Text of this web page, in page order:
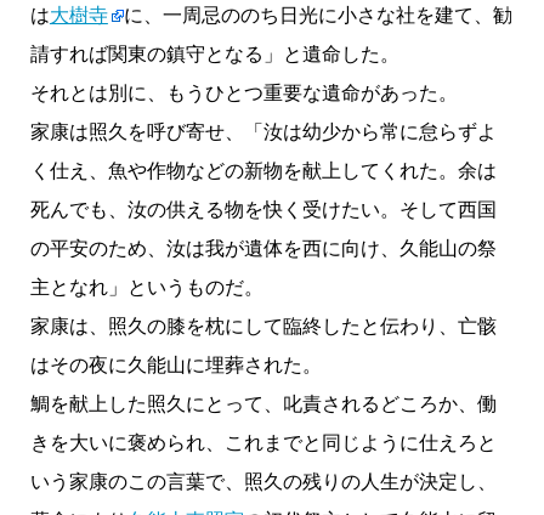
は大樹寺
に、一周忌ののち日光に小さな社を建て、勧
請すれば関東の鎮守となる」と遺命した。
それとは別に、もうひとつ重要な遺命があった。
家康は照久を呼び寄せ、「汝は幼少から常に怠らずよ
く仕え、魚や作物などの新物を献上してくれた。余は
死んでも、汝の供える物を快く受けたい。そして西国
の平安のため、汝は我が遺体を西に向け、久能山の祭
主となれ」というものだ。
家康は、照久の膝を枕にして臨終したと伝わり、亡骸
はその夜に久能山に埋葬された。
鯛を献上した照久にとって、叱責されるどころか、働
きを大いに褒められ、これまでと同じように仕えろと
いう家康のこの言葉で、照久の残りの人生が決定し、